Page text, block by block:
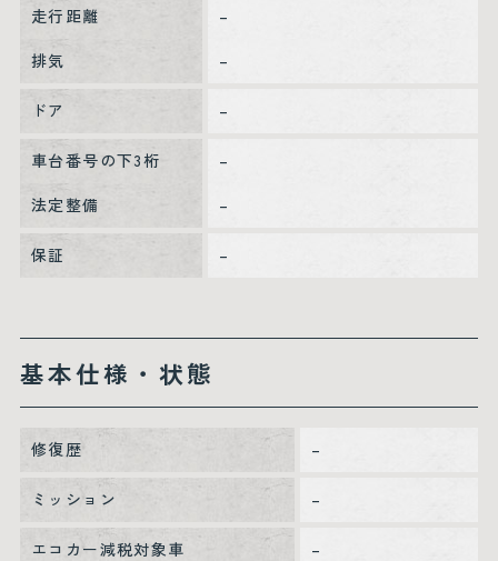
走行距離
–
排気
–
ドア –
車台番号の下3桁
–
法定整備
–
保証 –
基本仕様・状態
修復歴 –
ミッション –
エコカー減税対象車 –